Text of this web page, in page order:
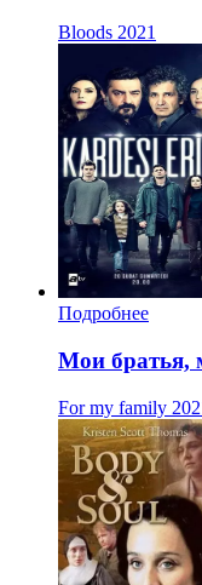
Bloods 2021
Подробнее
Мои братья,
For my family